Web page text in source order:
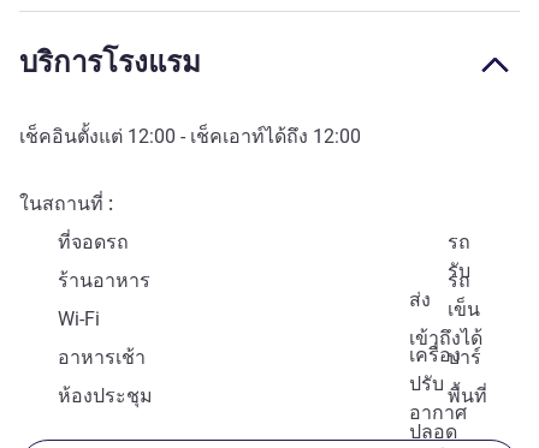
บริการโรงแรม
เช็คอินตั้งแต่ 12:00 - เช็คเอาท์ได้ถึง 12:00
ในสถานที่
ที่จอดรถ
รถ
รับ
ส่ง
ร้านอาหาร
รถ
เข็น
เข้าถึงได้
Wi-Fi
เครื่อง
ปรับ
อากาศ
อาหารเช้า
บาร์
ห้องประชุม
พื้นที่
ปลอด